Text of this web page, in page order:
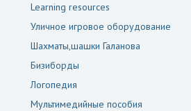
Learning resources
Уличное игровое оборудование
Шахматы,шашки Галанова
Бизиборды
Логопедия
Мультимедийные пособия